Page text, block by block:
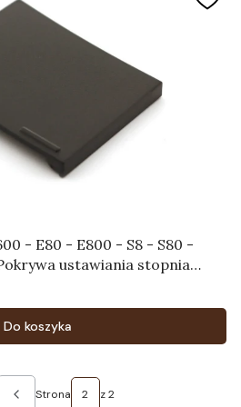
- E80 - E800 - S8 - S80 -
ustawiania stopnia
Do koszyka
do pierwszej strony z produktami
Strona z 2